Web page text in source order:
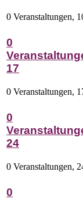
0 Veranstaltungen,
0
17
0 Veranstaltungen,
0
24
0 Veranstaltungen,
0